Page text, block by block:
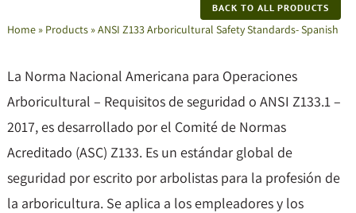
BACK TO ALL PRODUCTS
Home » Products »ANSI Z133 Arboricultural Safety Standards- Spanish
La Norma Nacional Americana para Operaciones
Arboricultural – Requisitos de seguridad o ANSI Z133.1 –
2017, es desarrollado por el Comité de Normas
Acreditado (ASC) Z133. Es un estándar global de
seguridad por escrito por arbolistas para la profesión de
la arboricultura. Se aplica a los empleadores y los